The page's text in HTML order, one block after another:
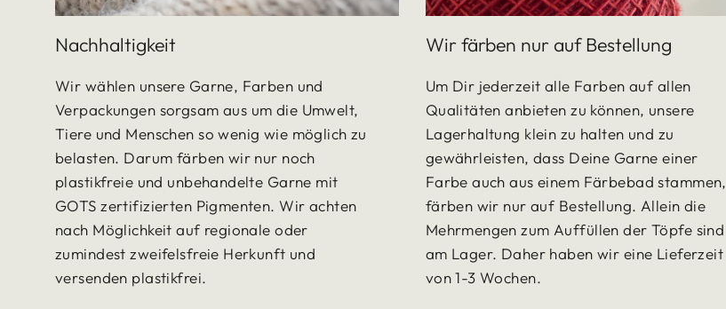
Nachhaltigkeit
Wir wählen unsere Garne, Farben und
Verpackungen sorgsam aus um die Umwelt,
Tiere und Menschen so wenig wie möglich zu
belasten. Darum färben wir nur noch
plastikfreie und unbehandelte Garne mit
GOTS zertifizierten Pigmenten. Wir achten
nach Möglichkeit auf regionale oder
zumindest zweifelsfreie Herkunft und
versenden plastikfrei.
Wir färben nur auf Bestellung
Um Dir jederzeit alle Farben auf allen
Qualitäten anbieten zu können, unsere
Lagerhaltung klein zu halten und zu
gewährleisten, dass Deine Garne einer
Farbe auch aus einem Färbebad stammen,
färben wir nur auf Bestellung. Allein die
Mehrmengen zum Auffüllen der Töpfe sind
am Lager. Daher haben wir eine Lieferzeit
von 1-3 Wochen.